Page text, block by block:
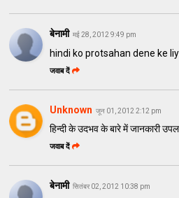
बेनामी मई 28, 2012 9:49 pm
hindi ko protsahan dene ke
जवाब दें
Unknown जून 01, 2012 2:12 pm
हिन्दी के उदभव के बारे में जानकारी
जवाब दें
बेनामी सितंबर 02, 2012 10:38 pm